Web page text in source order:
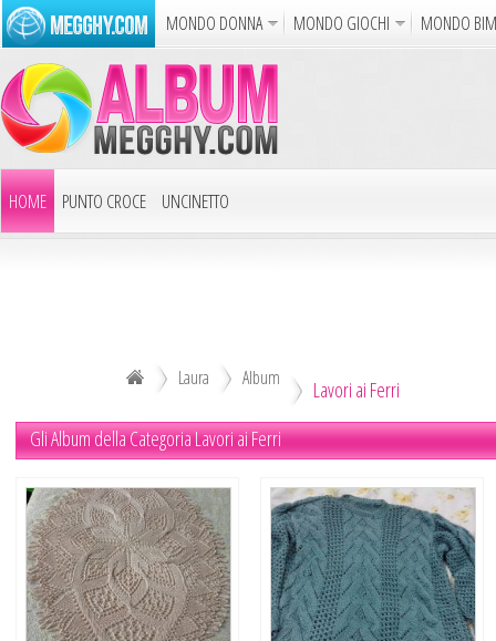
MONDO DONNA MONDO GIOCHI MONDO
Album Punto Croce Cucina
Azione Puzzle
Gif
HOME PUNTO CROCE UNCINETTO
Laura Album
Lavori ai Ferri
Gli Album della Categoria Lavori ai Ferri